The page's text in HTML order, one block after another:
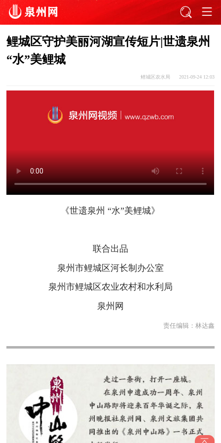
鲤城区守护美丽河湖宣传短片|世遗泉州
“水”美鲤城
鲤城区农水局 2021-09-24 12:03
《世遗泉州 “水”美鲤城》
联合出品
泉州市鲤城区河长制办公室
泉州市鲤城区农业农村和水利局
泉州网
责任编辑： 林达鑫